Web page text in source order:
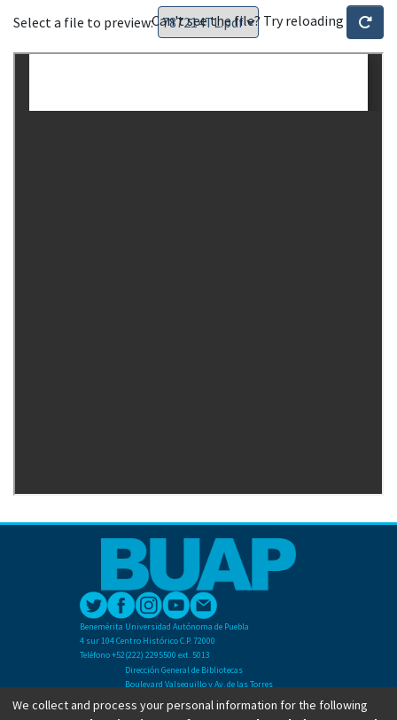
Select a file to preview:Can't see the file? Try reloading
Benemérita Universidad Autónoma de Puebla
4 sur 104 Centro Histórico C.P. 72000
Teléfono +52(222) 2295500 ext. 5013
Dirección General de Bibliotecas
Boulevard Valsequillo y Av. de las Torres
Ciudad Universitaria. Col. San Manuel
C.P. 72570
We collect and process your personal information for the following